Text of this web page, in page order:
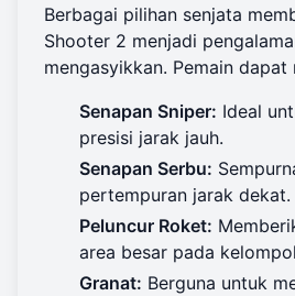
Berbagai pilihan senjata
Shooter 2 menjadi
mengasyikkan. Pemain dapat
Senapan Sniper: Ideal
presisi jarak jauh.
Senapan Serbu:
pertempuran jarak dekat.
Peluncur Roket:
area besar pada
Granat: Berguna untuk